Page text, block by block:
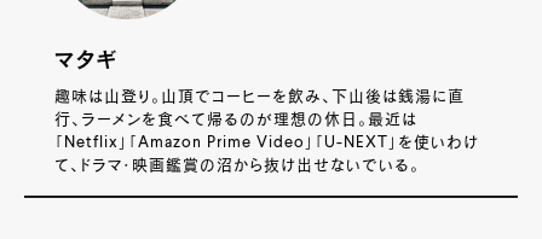
マタギ
趣味は山登り。山頂でコーヒーを飲み、下山後は銭湯に直
行、ラーメンを食べて帰るのが理想の休日。最近は
「Netflix」「Amazon Prime Video」「U-NEXT」を使いわけ
て、ドラマ・映画鑑賞の沼から抜け出せないでいる。